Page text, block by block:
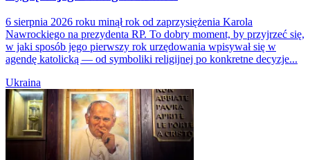
6 sierpnia 2026 roku minął rok od zaprzysiężenia Karola
Nawrockiego na prezydenta RP. To dobry moment, by przyjrzeć się,
w jaki sposób jego pierwszy rok urzędowania wpisywał się w
agendę katolicką — od symboliki religijnej po konkretne decyzje...
Ukraina